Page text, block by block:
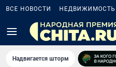
ВСЕ НОВОСТИ НЕДВИЖИМОСТЬ
Надвигается шторм